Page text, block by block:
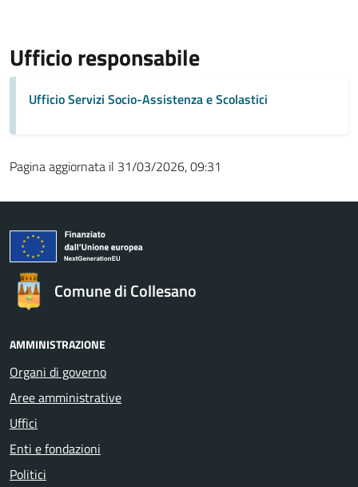
Ufficio responsabile
Ufficio Servizi Socio-Assistenza e Scolastici
Pagina aggiornata il 31/03/2026, 09:31
Comune di Collesano
AMMINISTRAZIONE
Organi di governo
Aree amministrative
Uffici
Enti e fondazioni
Politici